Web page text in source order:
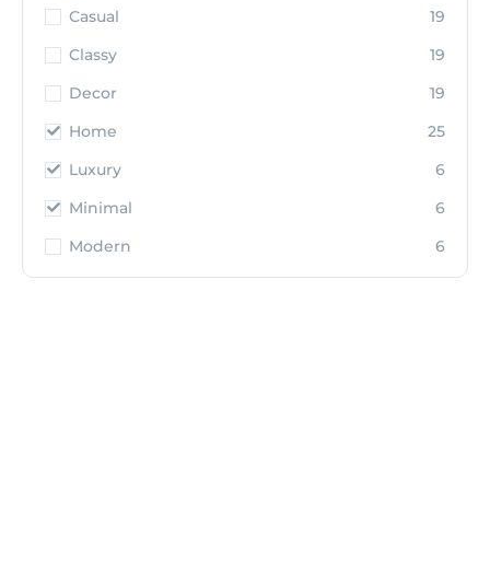
Casual
19
Classy
19
Decor
19
Home
25
Luxury
6
Minimal
6
Modern
6